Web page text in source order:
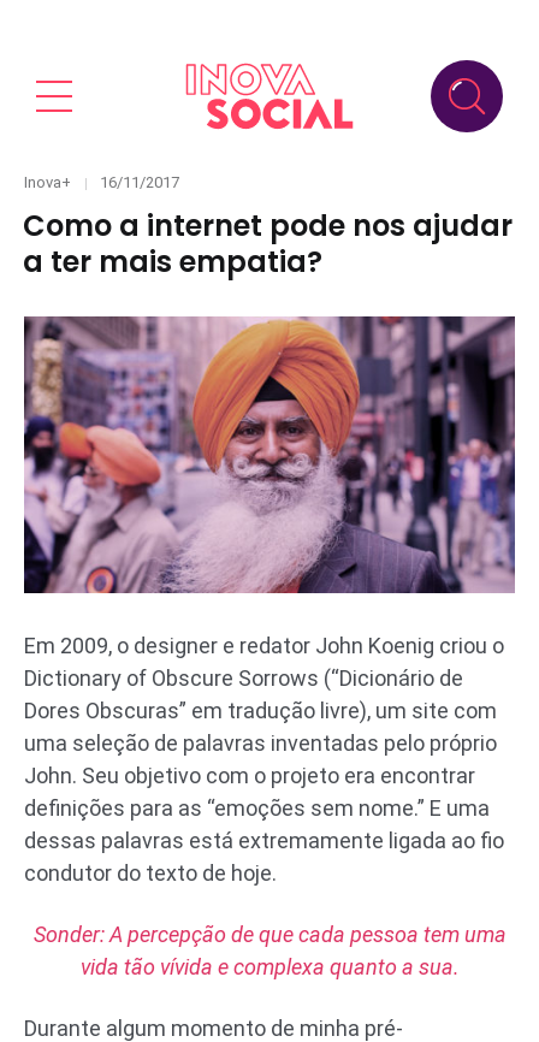
Categories
Inova+
Posted
16/11/2017
Como a internet pode nos ajudar
a ter mais empatia?
Em 2009, o designer e redator John Koenig criou o
Dictionary of Obscure Sorrows (“Dicionário de
Dores Obscuras” em tradução livre), um site com
uma seleção de palavras inventadas pelo próprio
John. Seu objetivo com o projeto era encontrar
definições para as “emoções sem nome.” E uma
dessas palavras está extremamente ligada ao fio
condutor do texto de hoje.
Sonder: A percepção de que cada pessoa tem uma
vida tão vívida e complexa quanto a sua.
Durante algum momento de minha pré-